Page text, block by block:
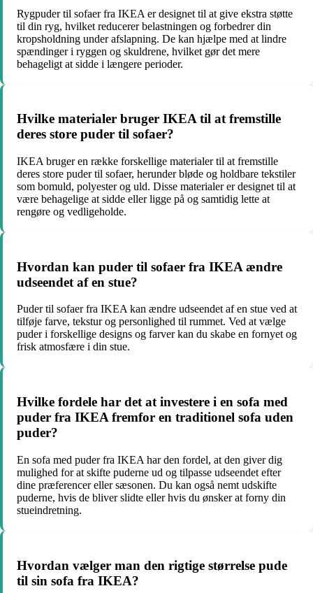
Rygpuder til sofaer fra IKEA er designet til at give ekstra støtte
til din ryg, hvilket reducerer belastningen og forbedrer din
kropsholdning under afslapning. De kan hjælpe med at lindre
spændinger i ryggen og skuldrene, hvilket gør det mere
behageligt at sidde i længere perioder.
Hvilke materialer bruger IKEA til at fremstille
deres store puder til sofaer?
IKEA bruger en række forskellige materialer til at fremstille
deres store puder til sofaer, herunder bløde og holdbare tekstiler
som bomuld, polyester og uld. Disse materialer er designet til at
være behagelige at sidde eller ligge på og samtidig lette at
rengøre og vedligeholde.
Hvordan kan puder til sofaer fra IKEA ændre
udseendet af en stue?
Puder til sofaer fra IKEA kan ændre udseendet af en stue ved at
tilføje farve, tekstur og personlighed til rummet. Ved at vælge
puder i forskellige designs og farver kan du skabe en fornyet og
frisk atmosfære i din stue.
Hvilke fordele har det at investere i en sofa med
puder fra IKEA fremfor en traditionel sofa uden
puder?
En sofa med puder fra IKEA har den fordel, at den giver dig
mulighed for at skifte puderne ud og tilpasse udseendet efter
dine præferencer eller sæsonen. Du kan også nemt udskifte
puderne, hvis de bliver slidte eller hvis du ønsker at forny din
stueindretning.
Hvordan vælger man den rigtige størrelse pude
til sin sofa fra IKEA?